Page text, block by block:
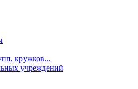
кружков...
учреждений